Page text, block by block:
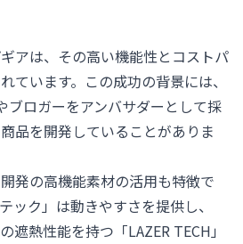
アは、その高い機能性とコストパ
ています。この成功の背景には、
ブロガーをアンバサダーとして採
品を開発していることがありま
発の高機能素材の活用も特徴で
ック」は動きやすさを提供し、
遮熱性能を持つ「LAZER TECH」